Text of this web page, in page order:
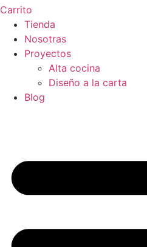
Carrito
Tienda
Nosotras
Proyectos
Alta cocina
Diseño a la carta
Blog